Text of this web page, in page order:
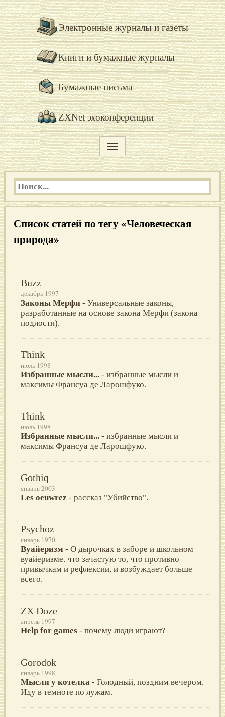
Электронные журналы и газеты
Книги и бумажные журналы
Бумажные письма
ZXNet эхоконференции
Список статей по тегу «Человеческая
природа»
Buzz
декабрь 1997
Законы Мерфи - Универсальные законы,
разработанные на основе закона Мерфи (закона
подлости).
Think
июль 1998
Избранные мысли... - избранные мысли и
максимы Франсуа де Ларошфуко.
Think
июль 1998
Избранные мысли... - избранные мысли и
максимы Франсуа де Ларошфуко.
Gothiq
январь 2003
Les oeuwrez - рассказ "Убийство".
Psychoz
январь 1970
Вуайеризм - О дырочках в заборе и школьном
вуайеризме. что зачастую то, что противно
привычкам и рефлексии, и возбуждает больше
всего.
ZX Doze
апрель 1997
Help for games - почему люди играют?
Gorodok
январь 1998
Мысли у котелка - Голодный, поздним вечером.
Иду в темноте по лужам.